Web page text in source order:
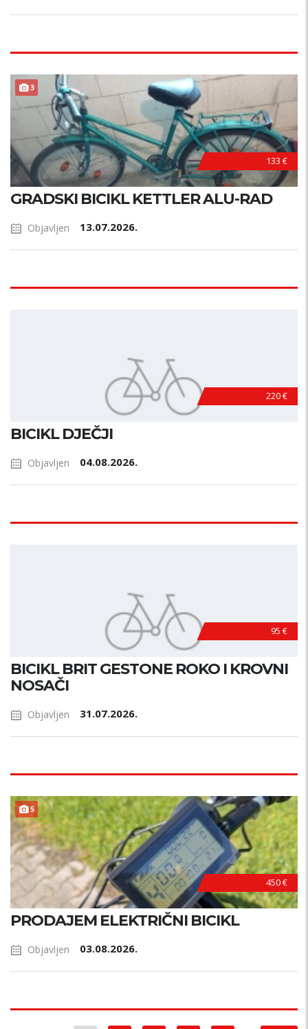
3
133 €
GRADSKI BICIKL KETTLER ALU-RAD
Objavljen 13.07.2026.
220 €
BICIKL DJEČJI
Objavljen 04.08.2026.
95 €
BICIKL BRIT GESTONE ROKO I KROVNI
NOSAČI
Objavljen 31.07.2026.
5
450 €
PRODAJEM ELEKTRIČNI BICIKL
Objavljen 03.08.2026.